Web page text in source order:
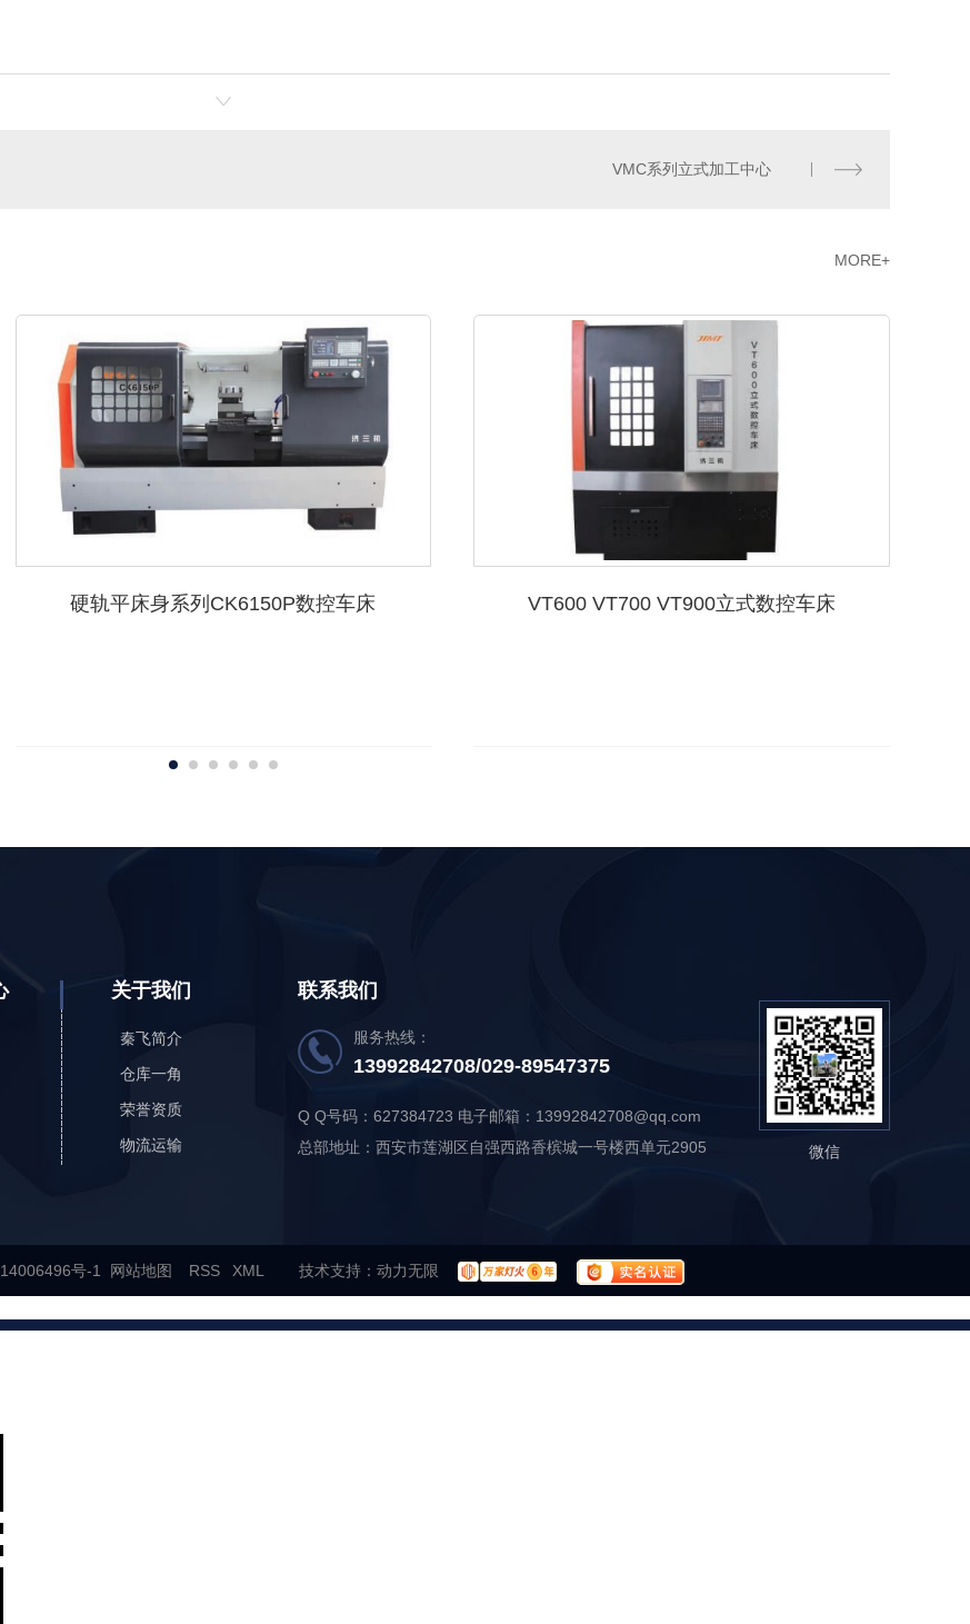
VMC系列立式加工中心
MORE+
硬轨平床身系列CK6150P数控车床 VT600 VT700 VT900立式数控车床
关于我们
秦飞简介
仓库一角
荣誉资质
物流运输
联系我们
服务热线：
13992842708/029-89547375
Q Q号码：627384723 电子邮箱：13992842708@qq.com
总部地址：西安市莲湖区自强西路香槟城一号楼西单元2905
微信
号-1 网站地图 RSS XML 技术支持： 动力无限